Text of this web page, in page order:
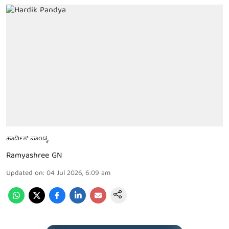
ಹಾರ್ದಿಕ್ ಪಾಂಡ್ಯ
Ramyashree GN
Updated on: 04 Jul 2026, 6:09 am